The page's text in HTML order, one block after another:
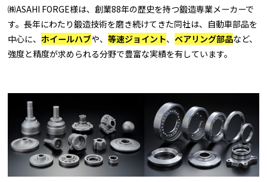
㈱ASAHI FORGE様は、創業88年の歴史を持つ鍛造専業メーカーで
す。長年にわたり鍛造技術を磨き続けてきた同社は、自動車部品を
中心に、ホイールハブや、等速ジョイント、ベアリング部品など、
強度と精度が求められる分野で豊富な実績を有しています。